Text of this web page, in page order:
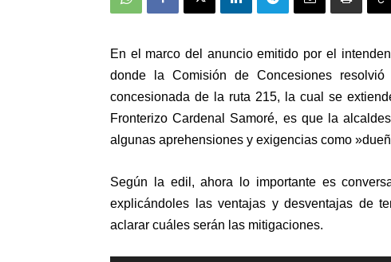
En el marco del anuncio emitido por el
donde la Comisión de Concesiones
concesionada de la ruta 215, la cual se
Fronterizo Cardenal Samoré, es que la
algunas aprehensiones y exigencias como
Según la edil, ahora lo importante es
explicándoles las ventajas y desventajas de
aclarar cuáles serán las mitigaciones.